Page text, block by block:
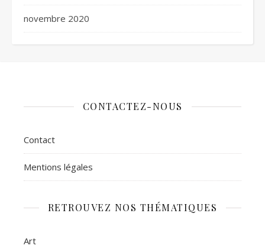
novembre 2020
CONTACTEZ-NOUS
Contact
Mentions légales
RETROUVEZ NOS THÉMATIQUES
Art